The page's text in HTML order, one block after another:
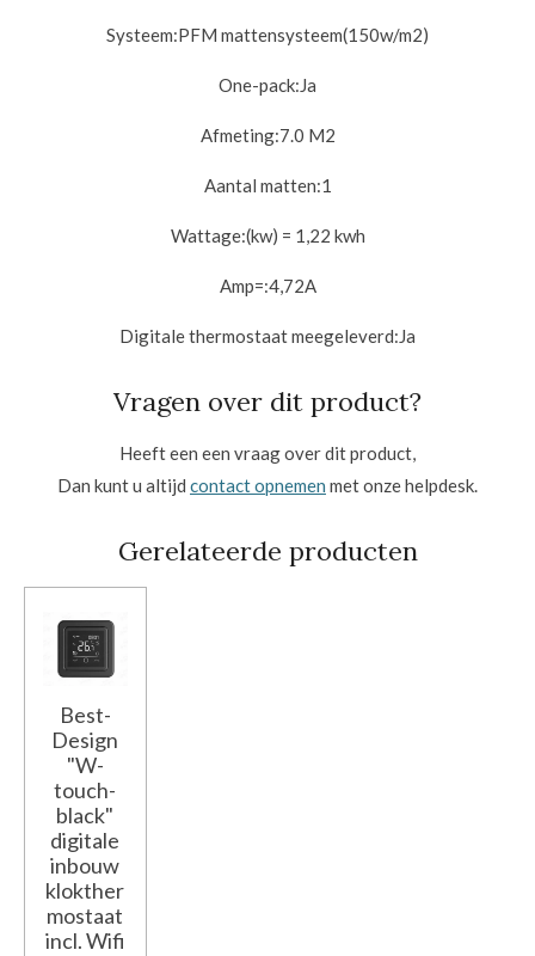
Systeem:PFM mattensysteem(150w/m2)
One-pack:Ja
Afmeting:7.0 M2
Aantal matten:1
Wattage:(kw) = 1,22 kwh
Amp=:4,72A
Digitale thermostaat meegeleverd:Ja
Vragen over dit product?
Heeft een een vraag over dit product,
Dan kunt u altijd contact opnemen met onze helpdesk.
Gerelateerde producten
Best-
Design
"W-
touch-
black"
digitale
inbouw
klokther
mostaat
incl. Wifi